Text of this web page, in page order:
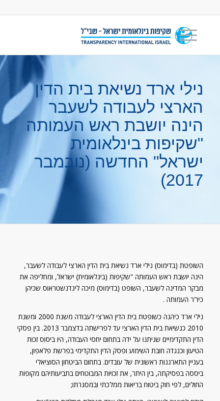
נילי ארד נשיאת בית הדין
הארצי לעבודה לשעבר
הינה יושבת ראש העמותה
"שקיפות בינלאומית
ישראל" החדשה (נובמבר
2017)
השופטת (בדימוס) נילי ארד נשיאת בית הדין הארצי לעבודה לשעבר,
הינה יושבת ראש העמותה "שקיפות (בינלאומית) ישראל, ומחליפה את
מבקר המדינה לשעבר, השופט (בדימוס) מיכה לינדנשטראוס שכיהן
כיו"ר העמותה .
נילי ארד כיהנה כשופטת בית הדין הארצי לעבודה משנת 2000 ומשנת
2010 כנשיאת בית הדין הארצי עד לפרישתה בדצמבר 2013. בין פסקי
הדין התקדימיים שניתנו על ידה בתחום יחסי העבודה, היו ביסוס זכות
הטיעון וכנגדה חובת השימוע ופסק הדין התקדימי בפרשת פלאפון,
בעניין התארגנות ראשונית של עובדים. בתחום הביטחון הסוציאלי
ביססה בפסיקתה, בין היתר, את זכויות המבוטחים בתביעותיהם מקופות
החולים, לפי חוק ביטוח בריאות ממלכתי ובמסגרתו;